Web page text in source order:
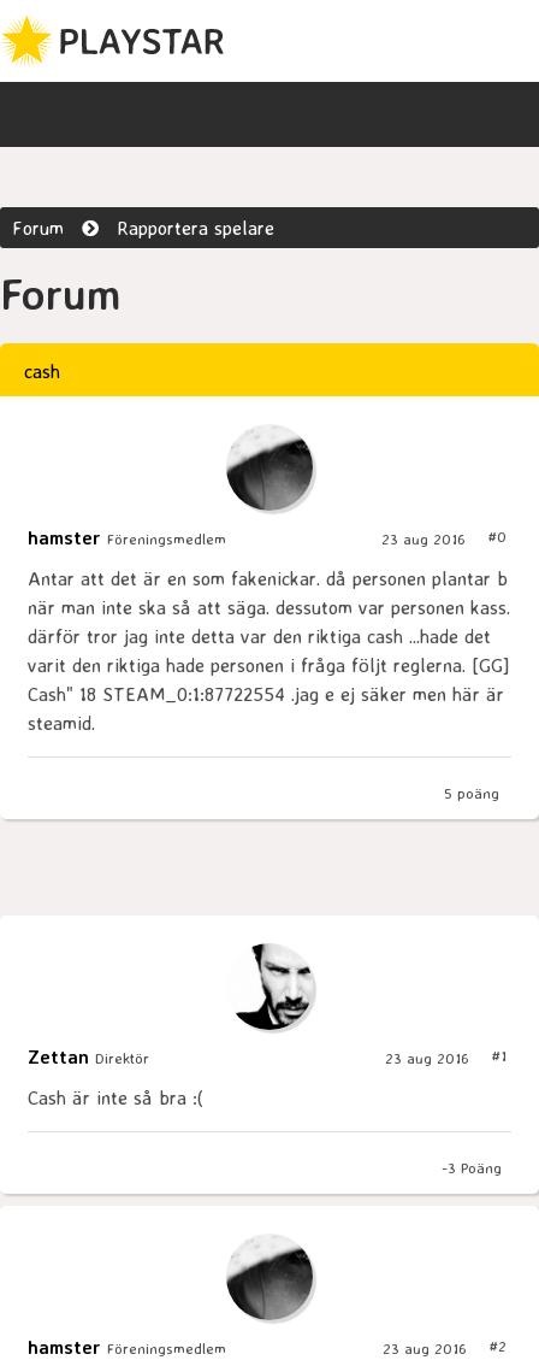
Forum Rapportera spelare
Forum
cash
hamster Föreningsmedlem 23 aug 2016 #0
Antar att det är en som fakenickar. då personen plantar b
när man inte ska så att säga. dessutom var personen kass.
därför tror jag inte detta var den riktiga cash ...hade det
varit den riktiga hade personen i fråga följt reglerna. [GG]
Cash" 18 STEAM_0:1:87722554 .jag e ej säker men här är
steamid.
5 poäng
Zettan Direktör 23 aug 2016 #1
Cash är inte så bra :(
-3 Poäng
hamster Föreningsmedlem 23 aug 2016 #2